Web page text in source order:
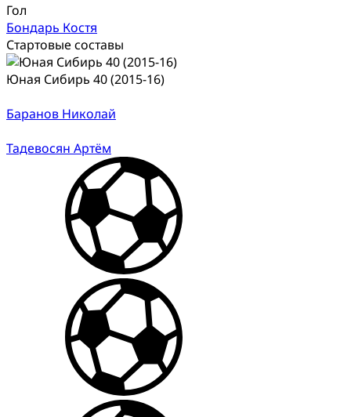
Гол
Бондарь Костя
Стартовые составы
Юная Сибирь 40 (2015-16)
Баранов Николай
Тадевосян Артём